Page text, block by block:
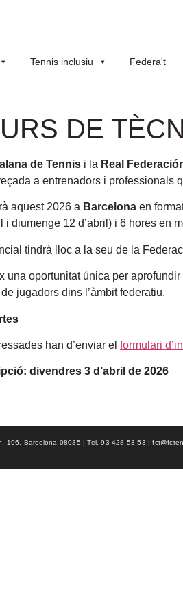
Tennis inclusiu Federa't
DE
de Tennis i la Real
a entrenadors i professionals
aquest 2026 a Barcelona en
i diumenge 12 d’abril) i 6 hores en
tindrà lloc a la seu de la
una oportunitat única per
jugadors dins l’àmbit federatiu.
han d’enviar el formulari
divendres 3 d’abril de 2026
196. Barcelona 08035 | Tel. 93 428 53 53 |